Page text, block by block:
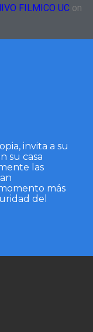
FILMICO UC on
invita a su
su casa
las
más
del